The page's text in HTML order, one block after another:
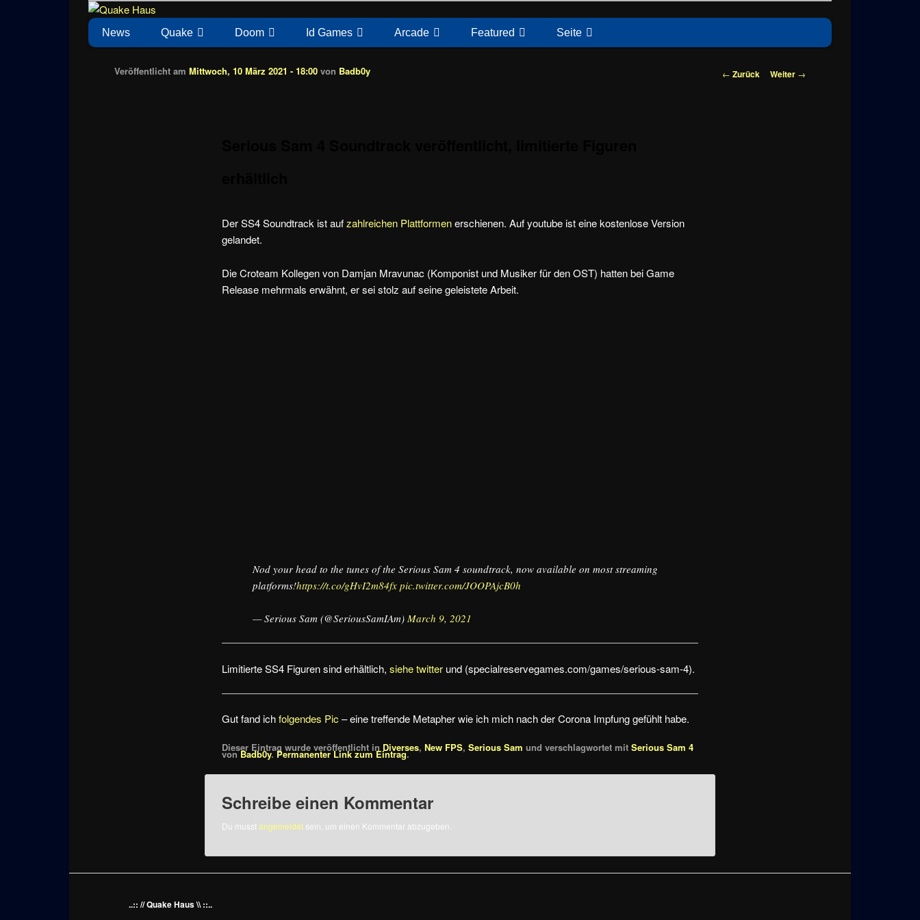
Quake Haus
News zu Quake, Doom, FPS, Arcade
Hauptmenü
News Quake Doom Id Games Arcade Featured Seite
Beitragsnavigation
← Zurück Weiter →
Veröffentlicht amMittwoch, 10 März 2021 - 18:00 von Badb0y
Der SS4 Soundtrack ist aufzahlreichen Plattformenerschienen. Auf youtube ist eine kostenlose Version
gelandet.
Die Croteam Kollegen von Damjan Mravunac (Komponist und Musiker für den OST) hatten bei Game
Release mehrmals erwähnt, er sei stolz auf seine geleistete Arbeit.
Nod your head to the tunes of the Serious Sam 4 soundtrack, now available on most streaming
platforms!https://t.co/gHvI2m84fx pic.twitter.com/JOOPAjcB0h
— Serious Sam (@SeriousSamIAm) March 9, 2021
Limitierte SS4 Figuren sind erhältlich,siehe twitter und (specialreservegames.com/games/serious-sam-4).
Gut fand ichfolgendes Pic – eine treffende Metapher wie ich mich nach der Corona Impfung gefühlt habe.
Dieser Eintrag wurde veröffentlicht in Diverses,New FPS,Serious Sam und verschlagwortet mitSerious Sam 4
vonBadb0y.Permanenter Link zum Eintrag.
Schreibe einen Kommentar
Du musstangemeldet sein, um einen Kommentar abzugeben.
..:: // Quake Haus \\ ::..